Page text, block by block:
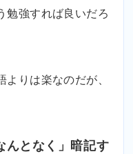
勉強すれば良いだろ
りは楽なのだが、
んとなく」暗記す